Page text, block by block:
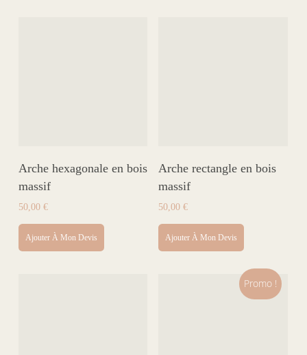
Arche hexagonale en bois
massif
50,00 €
Ajouter À Mon Devis
Arche rectangle en bois
massif
50,00€
Ajouter À Mon Devis
Promo !